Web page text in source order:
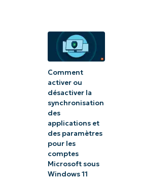
Comment
activer ou
désactiver la
synchronisation
des
applications et
des paramètres
pour les
comptes
Microsoft sous
Windows 11